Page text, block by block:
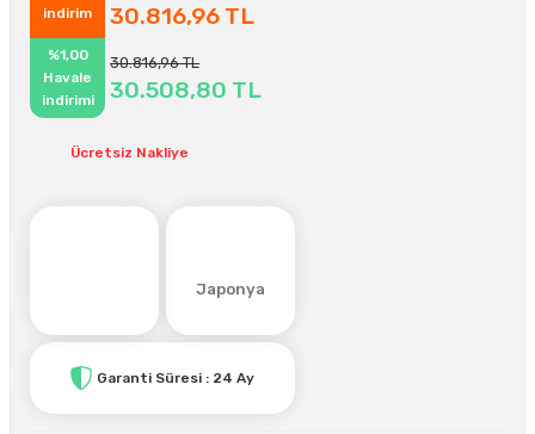
indirim 30.816,96 TL
%1,00
Havale
indirimi
30.816,96 TL
30.508,80 TL
Ücretsiz Nakliye
Japonya
Garanti Süresi : 24 Ay